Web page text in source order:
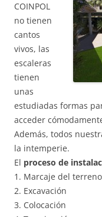
COINPOL
no tienen
cantos
vivos, las
escaleras
tienen
unas
estudiadas formas
acceder
Además, todos
la intemperie.
El proceso de
1. Marcaje del terreno
2. Excavación
3. Colocación